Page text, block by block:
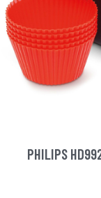
PHILIPS